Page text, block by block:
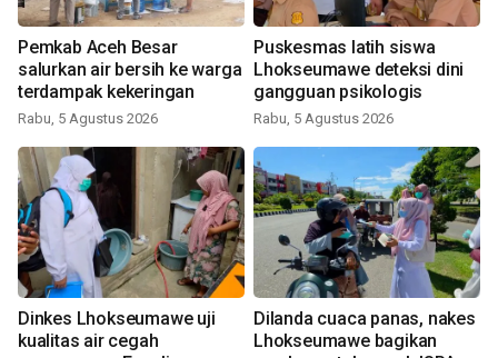
Pemkab Aceh Besar
salurkan air bersih ke warga
terdampak kekeringan
Rabu, 5 Agustus 2026
Puskesmas latih siswa
Lhokseumawe deteksi dini
gangguan psikologis
Rabu, 5 Agustus 2026
Dinkes Lhokseumawe uji
kualitas air cegah
Dilanda cuaca panas, nakes
Lhokseumawe bagikan